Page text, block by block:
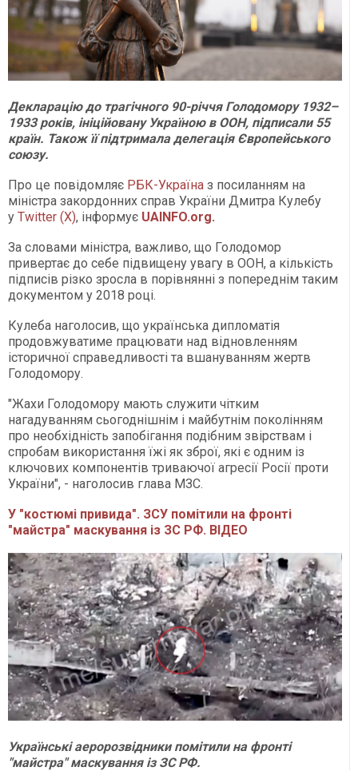
Декларацію до трагічного 90-річчя Голодомору 1932–
1933 років, ініційовану Україною в ООН, підписали 55
країн. Також її підтримала делегація Європейського
союзу.
Про це повідомляє РБК-Україна з посиланням на
міністра закордонних справ України Дмитра Кулебу
у Twitter (X), інформує UAINFO.org.
За словами міністра, важливо, що Голодомор
привертає до себе підвищену увагу в ООН, а кількість
підписів різко зросла в порівнянні з попереднім таким
документом у 2018 році.
Кулеба наголосив, що українська дипломатія
продовжуватиме працювати над відновленням
історичної справедливості та вшануванням жертв
Голодомору.
"Жахи Голодомору мають служити чітким
нагадуванням сьогоднішнім і майбутнім поколінням
про необхідність запобігання подібним звірствам і
спробам використання їжі як зброї, які є одним із
ключових компонентів триваючої агресії Росії проти
України", - наголосив глава МЗС.
У "костюмі привида". ЗСУ помітили на фронті
"майстра" маскування із ЗС РФ. ВІДЕО
Українські аеророзвідники помітили на фронті
"майстра" маскування із ЗС РФ.